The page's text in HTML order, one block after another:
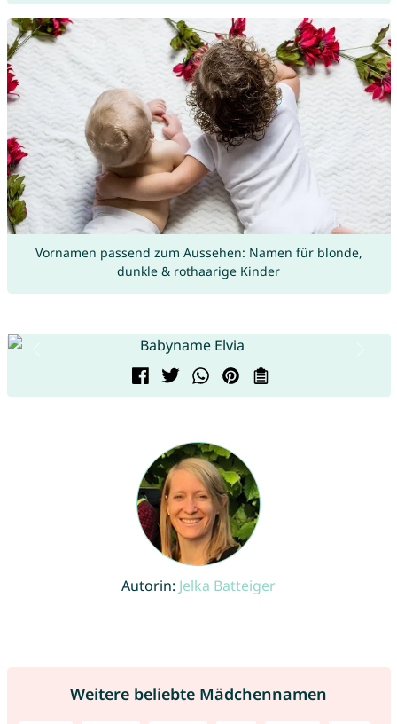
Vornamen passend zum Aussehen: Namen für blonde,
dunkle & rothaarige Kinder
Autorin: Jelka Batteiger
Weitere beliebte Mädchennamen